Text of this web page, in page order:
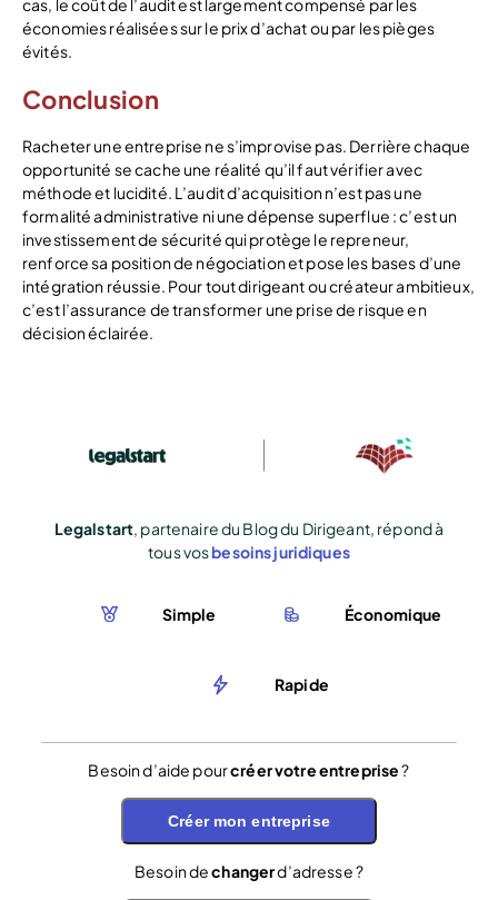
cas, le coût de l’audit est largement compensé par les
économies réalisées sur le prix d’achat ou par les pièges
évités.
Conclusion
Racheter une entreprise ne s’improvise pas. Derrière chaque
opportunité se cache une réalité qu’il faut vérifier avec
méthode et lucidité. L’audit d’acquisition n’est pas une
formalité administrative ni une dépense superflue : c’est un
investissement de sécurité qui protège le repreneur,
renforce sa position de négociation et pose les bases d’une
intégration réussie. Pour tout dirigeant ou créateur ambitieux,
c’est l’assurance de transformer une prise de risque en
décision éclairée.
Legalstart, partenaire du Blog du Dirigeant, répond à
tous vosbesoins juridiques
Simple Économique
Rapide
Besoin d’aide pourcréer votre entreprise?
Créer mon entreprise
Besoin dechangerd’adresse ?